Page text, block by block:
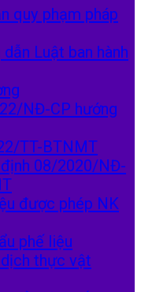
quy phạm pháp
Luật ban hành
NĐ-CP hướng
TT-BTNMT
08/2020/NĐ-
được phép NK
phế liệu
thực vật